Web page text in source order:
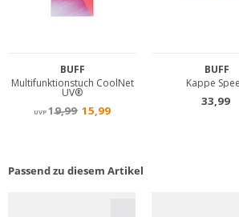
Passend zu diesem Artikel